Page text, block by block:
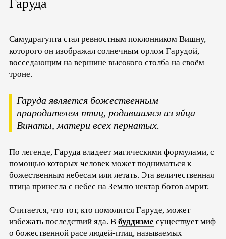
Гаруда
Самудрагупта стал ревностным поклонником Вишну,
которого он изображал солнечным орлом Гарудой,
восседающим на вершине высокого столба на своём
троне.
Гаруда является божественным
прародителем птиц, родившимся из яйца
Винаты, матери всех пернатых.
По легенде, Гаруда владеет магическими формулами, с
помощью которых человек может подниматься к
божественным небесам или летать. Эта величественная
птица принесла с небес на Землю нектар богов амрит.
Считается, что тот, кто помолится Гаруде, может
избежать последствий яда. В буддизме существует миф
о божественной расе людей-птиц, называемых